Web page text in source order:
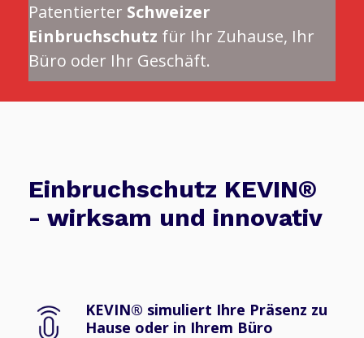
Patentierter Schweizer
Einbruchschutz für Ihr Zuhause, Ihr
Büro oder Ihr Geschäft.
Einbruchschutz KEVIN®
- wirksam und innovativ
KEVIN® simuliert Ihre Präsenz zu
Hause oder in Ihrem Büro